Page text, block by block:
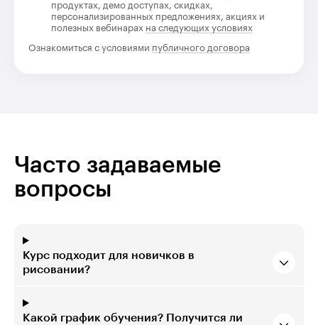
продуктах, демо доступах, скидках,
персонализированных предложениях, акциях и
полезных вебинарах на следующих условиях
Ознакомиться с условиями публичного договора
Часто задаваемые
вопросы
Курс подходит для новичков в
рисовании?
Какой график обучения? Получится ли